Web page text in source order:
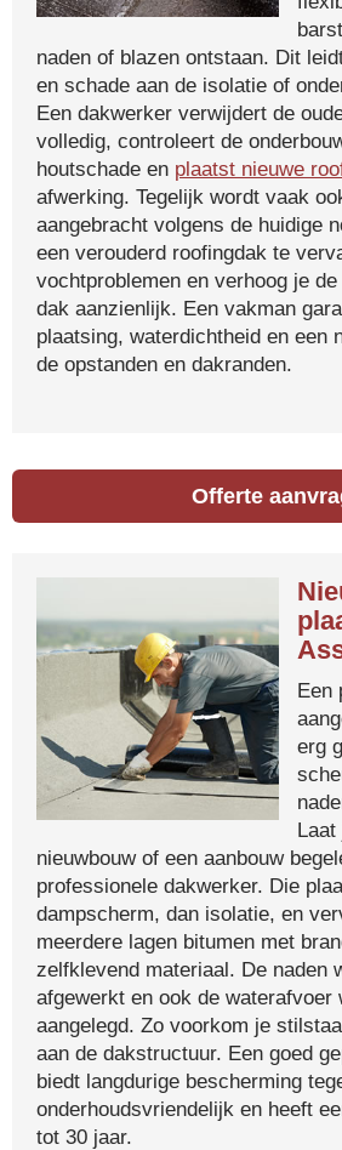
naden of blazen ontstaan. Dit
en schade aan de isolatie of
Een dakwerker verwijdert de
volledig, controleert de
houtschade en plaatst nieuwe
afwerking. Tegelijk wordt vaak
aangebracht volgens de huidige
een verouderd roofingdak te
vochtproblemen en verhoog je
dak aanzienlijk. Een vakman
plaatsing, waterdichtheid en een
de opstanden en dakranden.
Offerte
Een
erg
Laat
nieuwbouw of een aanbouw
professionele dakwerker. Die
dampscherm, dan isolatie, en
meerdere lagen bitumen met
zelfklevend materiaal. De naden
afgewerkt en ook de waterafvoer
aangelegd. Zo voorkom je
aan de dakstructuur. Een goed
biedt langdurige bescherming
onderhoudsvriendelijk en heeft
tot 30 jaar.